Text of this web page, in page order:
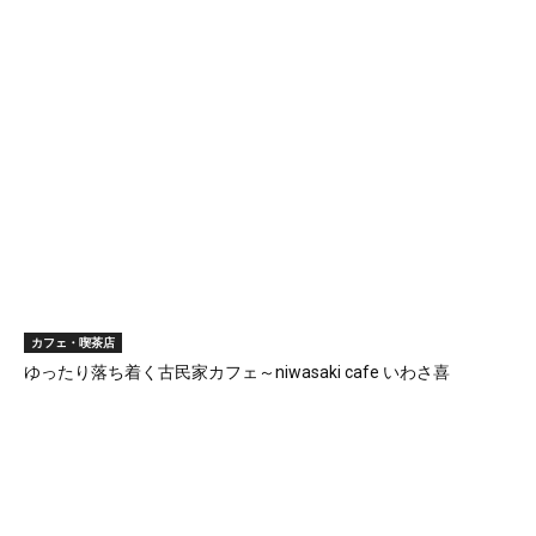
カフェ・喫茶店
ゆったり落ち着く古民家カフェ～niwasaki cafe いわさ喜